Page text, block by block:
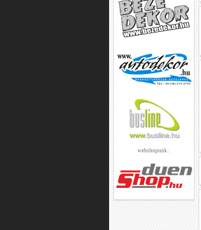
webshopunk :